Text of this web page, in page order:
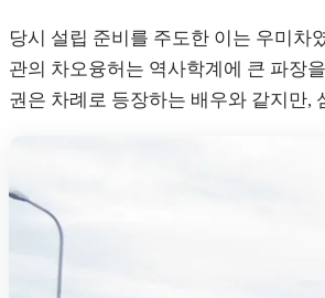
당시 설립 준비를 주도한 이는 우미차
관의 차오융허는 역사학계에 큰 파장
권은 차례로 등장하는 배우와 같지만,